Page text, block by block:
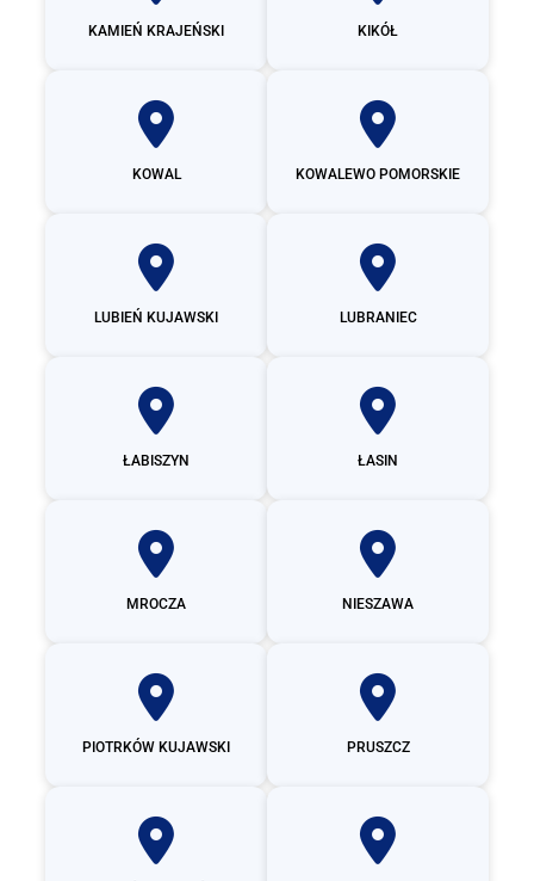
KAMIEŃ KRAJEŃSKI KIKÓŁ
KOWAL KOWALEWO POMORSKIE
LUBIEŃ KUJAWSKI LUBRANIEC
ŁABISZYN ŁASIN
MROCZA NIESZAWA
PIOTRKÓW KUJAWSKI PRUSZCZ